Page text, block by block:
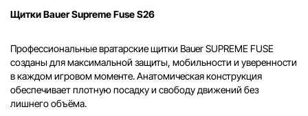
Щитки Bauer Supreme Fuse S26
Профессиональные вратарские щитки Bauer SUPREME FUSE
созданы для максимальной защиты, мобильности и уверенности
в каждом игровом моменте. Анатомическая конструкция
обеспечивает плотную посадку и свободу движений без
лишнего объёма.